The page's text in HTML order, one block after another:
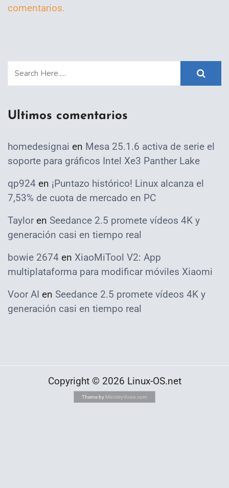
comentarios.
Ultimos comentarios
homedesignai en Mesa 25.1.6 activa de serie el
soporte para gráficos Intel Xe3 Panther Lake
qp924 en ¡Puntazo histórico! Linux alcanza el
7,53% de cuota de mercado en PC
Taylor en Seedance 2.5 promete vídeos 4K y
generación casi en tiempo real
bowie 2674 en XiaoMiTool V2: App
multiplataforma para modificar móviles Xiaomi
Voor AI en Seedance 2.5 promete vídeos 4K y
generación casi en tiempo real
Copyright © 2026 Linux-OS.net
Theme by MinistryVoice.com